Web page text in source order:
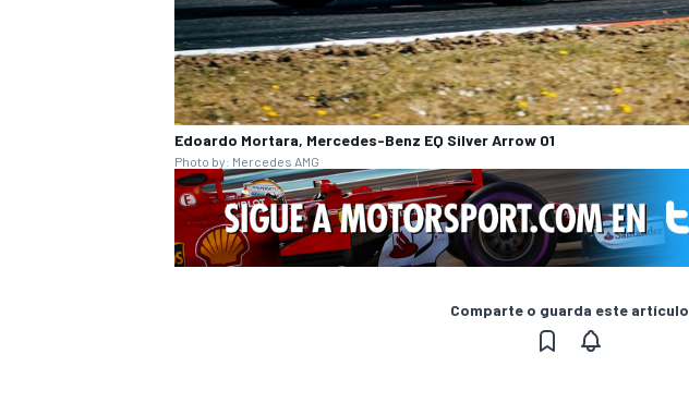
Edoardo Mortara, Mercedes-Benz EQ Silver Arrow 01
Photo by: Mercedes AMG
Comparte o guarda este artículo